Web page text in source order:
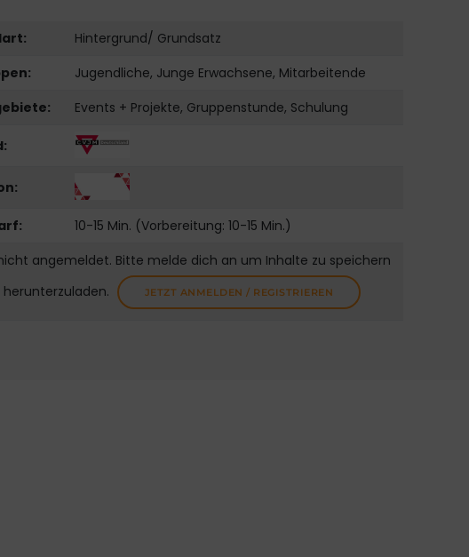
Hintergrund/ Grundsatz
Jugendliche, Junge Erwachsene, Mitarbeitende
Events + Projekte, Gruppenstunde, Schulung
10-15 Min. (Vorbereitung: 10-15 Min.)
angemeldet. Bitte melde dich an um Inhalte zu speichern
herunterzuladen.
JETZT ANMELDEN / REGISTRIEREN